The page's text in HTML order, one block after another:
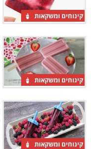
קינוחים ומשקאות
קינוחים ומשקאות
קינוחים ומשקאות